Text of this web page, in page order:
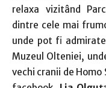
relaxa vizitând
dintre cele mai
unde pot fi
Muzeul Olteniei,
vechi cranii de Homo